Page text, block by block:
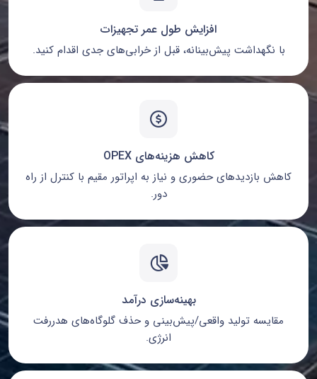
افزایش طول عمر تجهیزات
با نگهداشت پیش‌بینانه، قبل از خرابی‌های جدی اقدام کنید.
کاهش هزینه‌های OPEX
کاهش بازدیدهای حضوری و نیاز به اپراتور مقیم با کنترل از راه
دور.
بهینه‌سازی درآمد
مقایسه تولید واقعی/پیش‌بینی و حذف گلوگاه‌های هدررفت
انرژی.